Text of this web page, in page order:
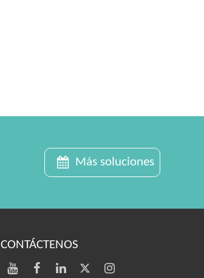
Más soluciones
CONTÁCTENOS